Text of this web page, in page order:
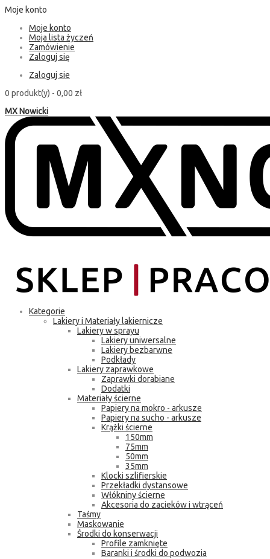
Moje konto
Moje konto
Moja lista życzeń
Zamówienie
Zaloguj się
Zaloguj sie
0 produkt(y) - 0,00 zł
MX Nowicki
Kategorie
Lakiery i Materiały lakiernicze
Lakiery w sprayu
Lakiery uniwersalne
Lakiery bezbarwne
Podkłady
Lakiery zaprawkowe
Zaprawki dorabiane
Dodatki
Materiały ścierne
Papiery na mokro - arkusze
Papiery na sucho - arkusze
Krążki ścierne
150mm
75mm
50mm
35mm
Klocki szlifierskie
Przekładki dystansowe
Włókniny ścierne
Akcesoria do zacieków i wtrąceń
Taśmy
Maskowanie
Środki do konserwacji
Profile zamknięte
Baranki i środki do podwozia